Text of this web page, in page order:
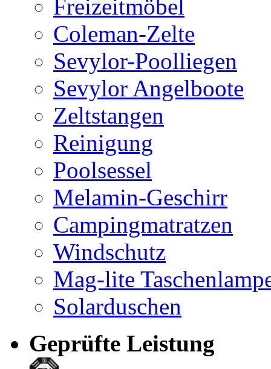
Freizeitmöbel
Coleman-Zelte
Sevylor-Poolliegen
Sevylor Angelboote
Zeltstangen
Reinigung
Poolsessel
Melamin-Geschirr
Campingmatratzen
Windschutz
Mag-lite
Solarduschen
Geprüfte Leistung